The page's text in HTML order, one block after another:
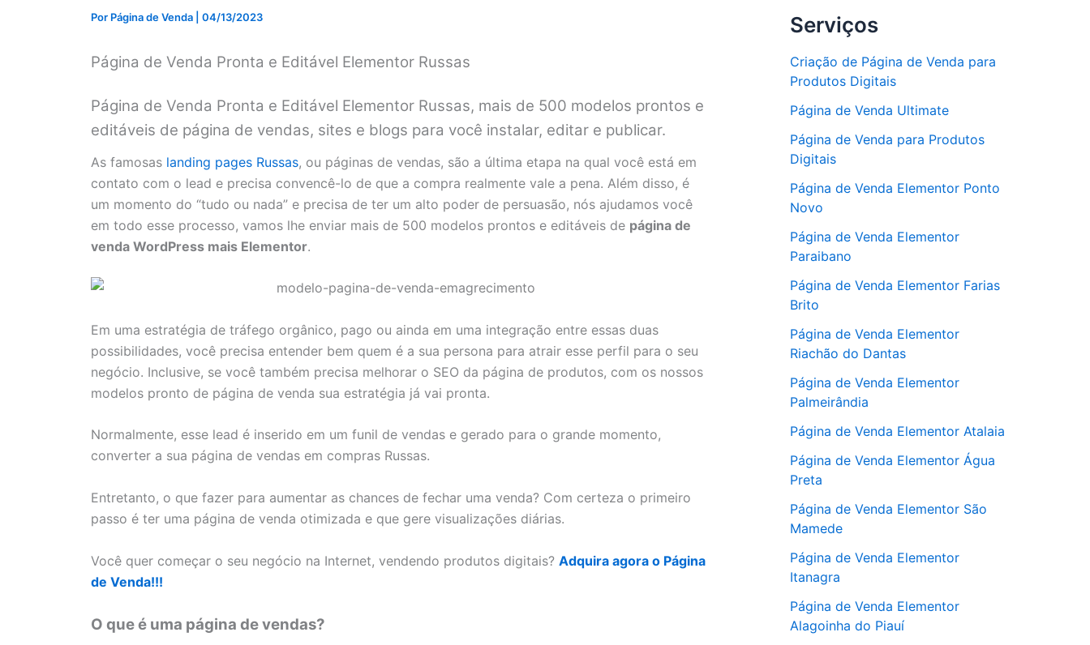
Por Página de Venda 04/13/2023
Página de Venda Pronta e Editável Elementor Russas
Página de Venda Pronta e Editável Elementor Russas, mais de 500 modelos prontos e
editáveis de página de vendas, sites e blogs para você instalar, editar e publicar.
As famosas landing pages Russas, ou páginas de vendas, são a última etapa na qual você está em
contato com o lead e precisa convencê-lo de que a compra realmente vale a pena. Além disso, é
um momento do “tudo ou nada” e precisa de ter um alto poder de persuasão, nós ajudamos você
em todo esse processo, vamos lhe enviar mais de 500 modelos prontos e editáveis de página de
venda WordPress mais Elementor.
Em uma estratégia de tráfego orgânico, pago ou ainda em uma integração entre essas duas
possibilidades, você precisa entender bem quem é a sua persona para atrair esse perfil para o seu
negócio. Inclusive, se você também precisa melhorar o SEO da página de produtos, com os nossos
modelos pronto de página de venda sua estratégia já vai pronta.
Normalmente, esse lead é inserido em um funil de vendas e gerado para o grande momento,
converter a sua página de vendas em compras Russas.
Entretanto, o que fazer para aumentar as chances de fechar uma venda? Com certeza o primeiro
passo é ter uma página de venda otimizada e que gere visualizações diárias.
Você quer começar o seu negócio na Internet, vendendo produtos digitais? Adquira agora o Página
de Venda!!!
O que é uma página de vendas?
Serviços
Criação de Página de Venda para
Produtos Digitais
Página de Venda Ultimate
Página de Venda para Produtos
Digitais
Página de Venda Elementor Ponto
Novo
Página de Venda Elementor
Paraibano
Página de Venda Elementor Farias
Brito
Página de Venda Elementor
Riachão do Dantas
Página de Venda Elementor
Palmeirândia
Página de Venda Elementor Atalaia
Página de Venda Elementor Água
Preta
Página de Venda Elementor São
Mamede
Página de Venda Elementor
Itanagra
Página de Venda Elementor
Alagoinha do Piauí